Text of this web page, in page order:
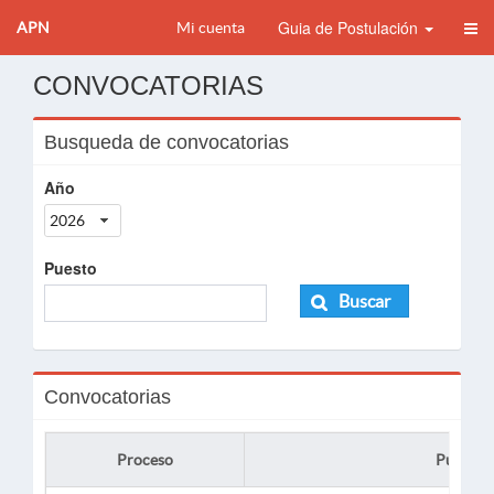
APN Mi cuenta Guia de Postulación
CONVOCATORIAS
Busqueda de convocatorias
Año
2026
Puesto
Buscar
Convocatorias
Proceso Puesto